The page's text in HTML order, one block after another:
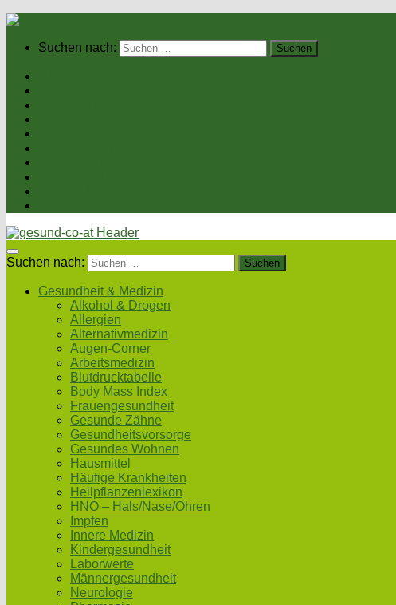
Suchen nach:
Suchen nach:
Gesundheit & Medizin
Alkohol & Drogen
Allergien
Alternativmedizin
Augen-Corner
Arbeitsmedizin
Blutdrucktabelle
Body Mass Index
Frauengesundheit
Gesunde Zähne
Gesundheitsvorsorge
Gesundes Wohnen
Hausmittel
Häufige Krankheiten
Heilpflanzenlexikon
HNO – Hals/Nase/Ohren
Impfen
Innere Medizin
Kindergesundheit
Laborwerte
Männergesundheit
Neurologie